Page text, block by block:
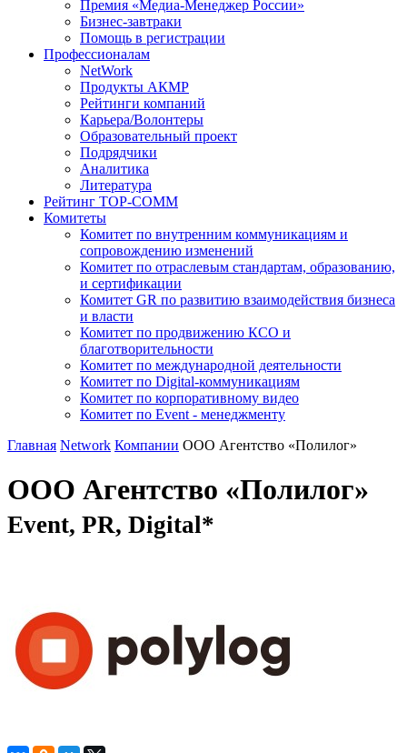
Премия «Медиа-Менеджер России»
Бизнес-завтраки
Помощь в регистрации
Профессионалам
NetWork
Продукты АКМР
Рейтинги компаний
Карьера/Волонтеры
Образовательный проект
Подрядчики
Аналитика
Литература
Рейтинг TOP-COMM
Комитеты
Комитет по внутренним коммуникациям и
сопровождению изменений
Комитет по отраслевым стандартам, образованию,
и сертификации
Комитет GR по развитию взаимодействия бизнеса
и власти
Комитет по продвижению КСО и
благотворительности
Комитет по международной деятельности
Комитет по Digital-коммуникациям
Комитет по корпоративному видео
Комитет по Event - менеджменту
Главная Network Компании ООО Агентство «Полилог»
ООО Агентство «Полилог»
Event, PR, Digital*